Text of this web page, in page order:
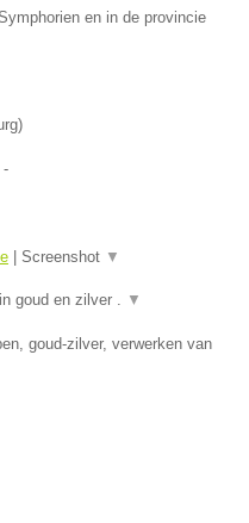
en in de provincie
)
-
| Screenshot ▼
goud en zilver . ▼
goud-zilver, verwerken van